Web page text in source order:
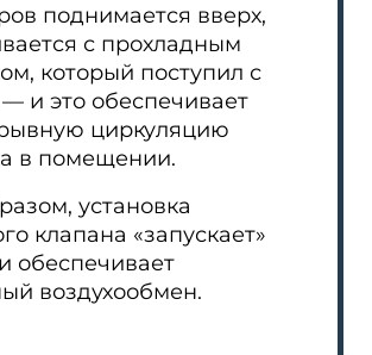
поднимается вверх,
с прохладным
который поступил с
и это обеспечивает
циркуляцию
в помещении.
установка
клапана «запускает»
обеспечивает
воздухообмен.